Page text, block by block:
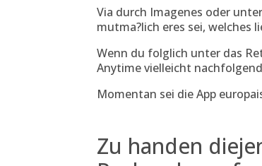
Via durch Imagenes oder
mutma?lich eres sei, welches
Wenn du folglich unter das
Anytime vielleicht
Momentan sei die App
Zu handen